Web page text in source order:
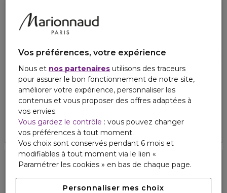
NARCISO RODRIGUEZ
ALL OF ME FLORAL
Eau de parfum
À partir de 96,80 €
3 formats
4.8 55
NARCISO RODRIGUEZ
FOR HIM MUSC SANTAL
Eau de parfum intense
2 formats
4.8 55
Vos préférences, votre expérience
Nous et nos partenaires utilisons des traceurs
pour assurer le bon fonctionnement de notre site,
améliorer votre expérience, personnaliser les
contenus et vous proposer des offres adaptées à
vos envies.
Vous gardez le contrôle : vous pouvez changer
vos préférences à tout moment.
Vos choix sont conservés pendant 6 mois et
modifiables à tout moment via le lien «
Paramétrer les cookies » en bas de chaque page.
Personnaliser mes choix